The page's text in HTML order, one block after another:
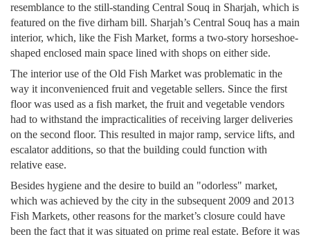
resemblance to the still-standing Central Souq in Sharjah, which is
featured on the five dirham bill. Sharjah’s Central Souq has a main
interior, which, like the Fish Market, forms a two-story horseshoe-
shaped enclosed main space lined with shops on either side.
The interior use of the Old Fish Market was problematic in the
way it inconvenienced fruit and vegetable sellers. Since the first
floor was used as a fish market, the fruit and vegetable vendors
had to withstand the impracticalities of receiving larger deliveries
on the second floor. This resulted in major ramp, service lifts, and
escalator additions, so that the building could function with
relative ease.
Besides hygiene and the desire to build an "odorless" market,
which was achieved by the city in the subsequent 2009 and 2013
Fish Markets, other reasons for the market’s closure could have
been the fact that it was situated on prime real estate. Before it was